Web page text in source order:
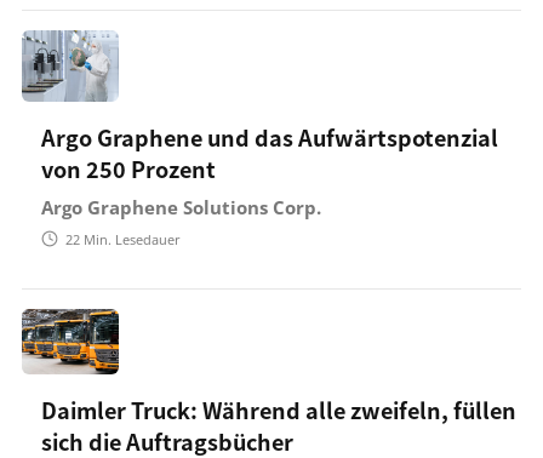
Argo Graphene und das Aufwärtspotenzial
von 250 Prozent
Argo Graphene Solutions Corp.
22 Min. Lesedauer
Daimler Truck: Während alle zweifeln, füllen
sich die Auftragsbücher